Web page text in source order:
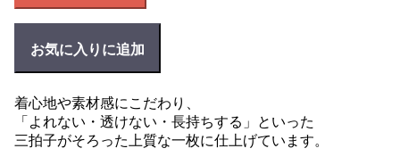
お気に入りに追加
着心地や素材感にこだわり、
「よれない・透けない・長持ちする」といった
三拍子がそろった上質な一枚に仕上げています。